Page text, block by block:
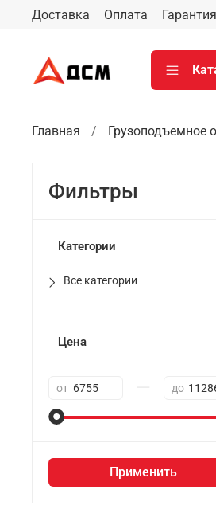
Доставка Оплата Гарантия
Главная Грузоподъемное
Фильтры
Категории
Все категории
Цена
от до
Применить